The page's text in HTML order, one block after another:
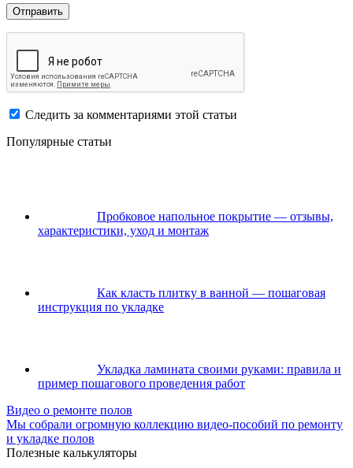
Следить за комментариями этой статьи
Популярные статьи
Пробковое напольное покрытие — отзывы,
характеристики, уход и монтаж
Как класть плитку в ванной — пошаговая
инструкция по укладке
Укладка ламината своими руками: правила и
пример пошагового проведения работ
Видео о ремонте полов
Мы собрали огромную коллекцию видео-пособий по ремонту
и укладке полов
Полезные калькуляторы